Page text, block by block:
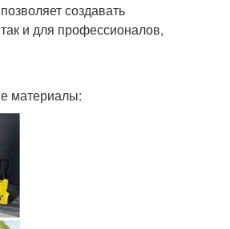
создавать
и для профессионалов,
материалы: